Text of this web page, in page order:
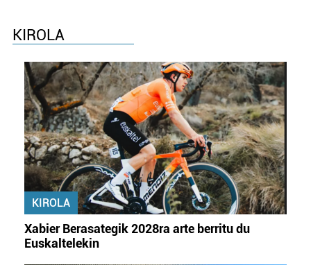
KIROLA
KIROLA
Xabier Berasategik 2028ra arte berritu du
Euskaltelekin